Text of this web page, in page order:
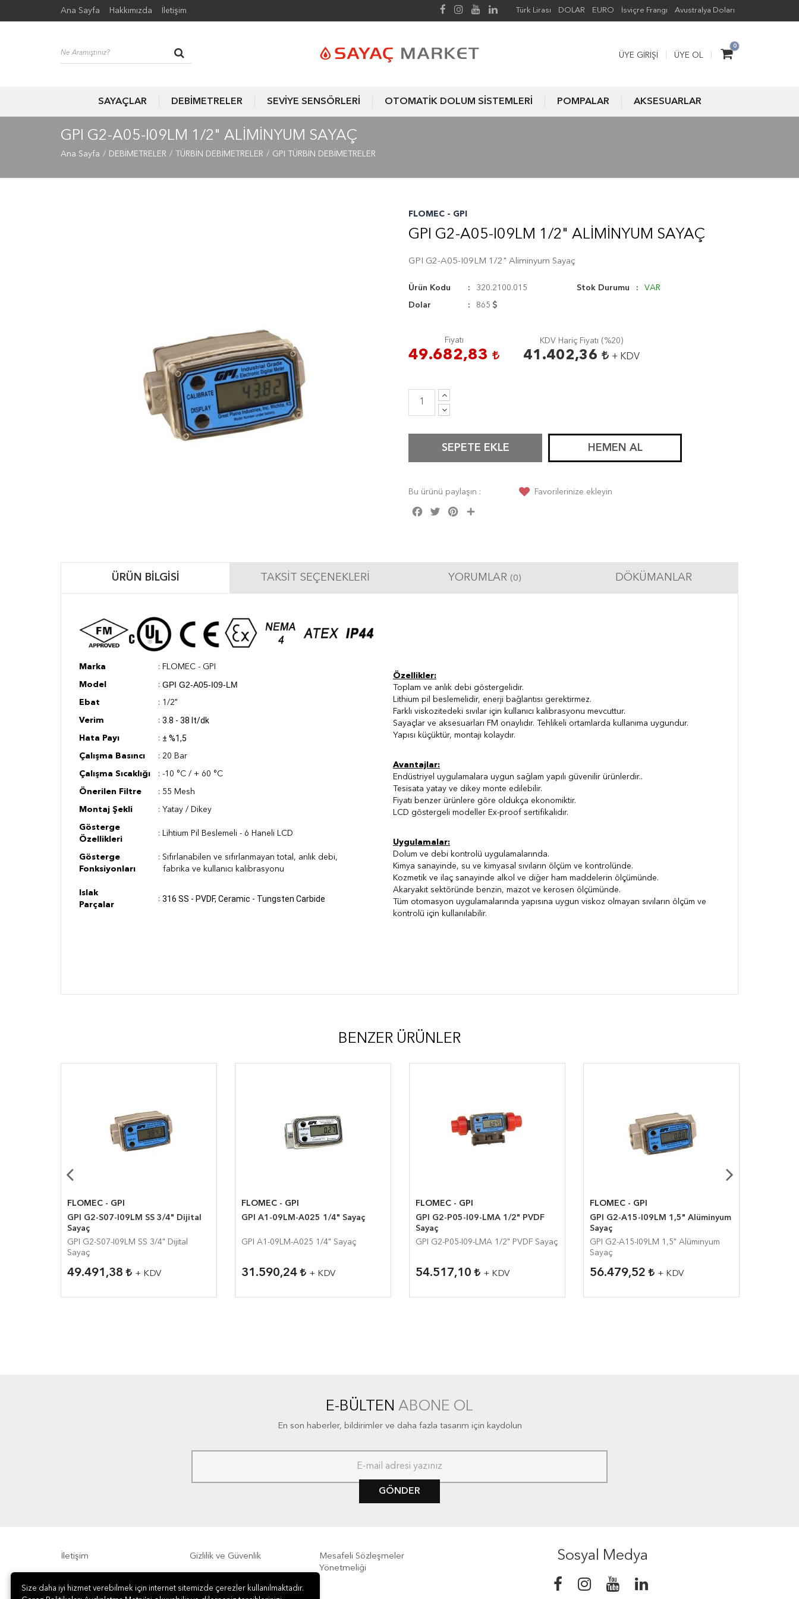
Ana Sayfa Hakkımızda İletişim Türk Lirası DOLAR EURO İsviçre Frangı Avustralya Doları
0
ÜYE GIRIŞI ÜYE OL
SAYAÇLAR DEBİMETRELER SEVİYE SENSÖRLERİ OTOMATİK DOLUM SİSTEMLERİ POMPALAR AKSESUARLAR
GPI G2-A05-I09LM 1/2" ALIMINYUM SAYAÇ
Ana Sayfa DEBİMETRELER TÜRBİN DEBİMETRELER GPI TÜRBİN DEBİMETRELER
FLOMEC - GPI
GPI G2-A05-I09LM 1/2" ALIMINYUM SAYAÇ
GPI G2-A05-I09LM 1/2" Aliminyum Sayaç
Ürün Kodu 320.2100.015 Stok Durumu VAR
Dolar 865
Fiyatı
49.682,83
KDV Hariç Fiyatı (%20)
41.402,36 + KDV
SEPETE EKLE HEMEN AL
Bu ürünü paylaşın :
Facebook
Twitter Pinterest
Favorilerinize ekleyin
ÜRÜN BILGISI TAKSIT SEÇENEKLERI YORUMLAR (0) DÖKÜMANLAR
Marka : FLOMEC - GPI
Model : GPI G2-A05-I09-LM
Ebat : 1/2"
Verim : 3.8 - 38 lt/dk
Hata Payı : ± %1,5
Çalışma Basıncı : 20 Bar
Çalışma Sıcaklığı : -10 °C / + 60 °C
Önerilen Filtre : 55 Mesh
Montaj Şekli : Yatay / Dikey
Gösterge
Özellikleri
: Lihtium Pil Beslemeli - 6 Haneli LCD
Gösterge
Fonksiyonları
: Sıfırlanabilen ve sıfırlanmayan total, anlık debi,
fabrika ve kullanıcı kalibrasyonu
Islak
Parçalar
: 316 SS - PVDF, Ceramic - Tungsten Carbide
Özellikler:
Toplam ve anlık debi göstergelidir.
Lithium pil beslemelidir, enerji bağlantısı gerektirmez.
Farklı viskozitedeki sıvılar için kullanıcı kalibrasyonu mevcuttur.
Sayaçlar ve aksesuarları FM onaylıdır. Tehlikeli ortamlarda kullanıma uygundur.
Yapısı küçüktür, montajı kolaydır.
Avantajlar:
Endüstriyel uygulamalara uygun sağlam yapılı güvenilir ürünlerdir..
Tesisata yatay ve dikey monte edilebilir.
Fiyatı benzer ürünlere göre oldukça ekonomiktir.
LCD göstergeli modeller Ex-proof sertifikalıdır.
Uygulamalar:
Dolum ve debi kontrolü uygulamalarında.
Kimya sanayinde, su ve kimyasal sıvıların ölçüm ve kontrolünde.
Kozmetik ve ilaç sanayinde alkol ve diğer ham maddelerin ölçümünde.
Akaryakıt sektöründe benzin, mazot ve kerosen ölçümünde.
Tüm otomasyon uygulamalarında yapısına uygun viskoz olmayan sıvıların ölçüm ve
kontrolü için kullanılabilir.
BENZER ÜRÜNLER
FLOMEC - GPI
GPI G2-S07-I09LM SS 3/4" Dijital
Sayaç
GPI G2-S07-I09LM SS 3/4" Dijital
Sayaç
49.491,38 + KDV
FLOMEC - GPI
GPI A1-09LM-A025 1/4" Sayaç
GPI A1-09LM-A025 1/4" Sayaç
31.590,24 + KDV
FLOMEC - GPI
GPI G2-P05-I09-LMA 1/2" PVDF
Sayaç
GPI G2-P05-I09-LMA 1/2" PVDF Sayaç
54.517,10 + KDV
FLOMEC - GPI
GPI G2-A15-I09LM 1,5" Alüminyum
Sayaç
GPI G2-A15-I09LM 1,5" Alüminyum
Sayaç
56.479,52 + KDV
E-BÜLTEN ABONE OL
En son haberler, bildirimler ve daha fazla tasarım için kaydolun
GÖNDER
İletişim Gizlilik ve Güvenlik
Mesafeli Sözleşmeler
Yönetmeliği
Sıkça Sorulan Sorular Sipariş, Teslimat ve İade
Sosyal Medya
Size daha iyi hizmet verebilmek için internet sitemizde çerezler kullanılmaktadır.